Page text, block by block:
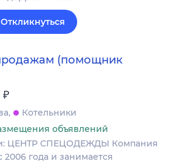
Откликнуться
(помощник
₽
Котельники
объявлений
ЦЕНТР СПЕЦОДЕЖДЫ Компания
2006 года и занимается